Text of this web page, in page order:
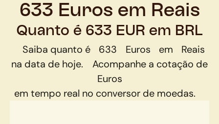
633 Euros em Reais
Quanto é 633 EUR em BRL
Saiba quanto é 633 Euros em
Reais
na data de hoje.
Acompanhe a cotação de
Euros
em tempo real no conversor de moedas.